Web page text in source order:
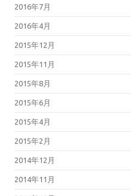
2016年7月
2016年4月
2015年12月
2015年11月
2015年8月
2015年6月
2015年4月
2015年2月
2014年12月
2014年11月